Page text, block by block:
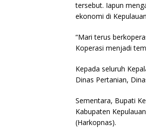
tersebut. Iapun
ekonomi di
“Mari terus
Koperasi menjadi
Kepada seluruh
Dinas Pertanian,
Sementara, Bupati
Kabupaten
(Harkopnas).